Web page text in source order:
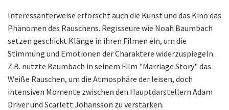
Interessanterweise erforscht auch die Kunst und das Kino das
Phänomen des Rauschens. Regisseure wie Noah Baumbach
setzen geschickt Klänge in ihren Filmen ein, um die
Stimmung und Emotionen der Charaktere widerzuspiegeln.
Z.B. nutzte Baumbach in seinem Film "Marriage Story" das
Weiße Rauschen, um die Atmosphäre der leisen, doch
intensiven Momente zwischen den Hauptdarstellern Adam
Driver und Scarlett Johansson zu verstärken.